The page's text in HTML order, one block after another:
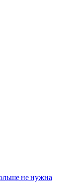
не нужна